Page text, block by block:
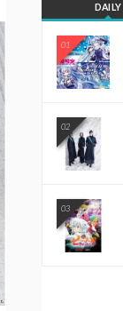
DAILY
01
02
03